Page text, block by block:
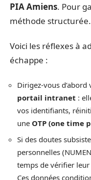
PIA Amiens. Pour
méthode structurée.
Voici les réflexes à
échappe :
Dirigez-vous d’abord
portail intranet :
vos identifiants,
une OTP (one time
Si des doutes
personnelles
temps de vérifier leur
Ces données